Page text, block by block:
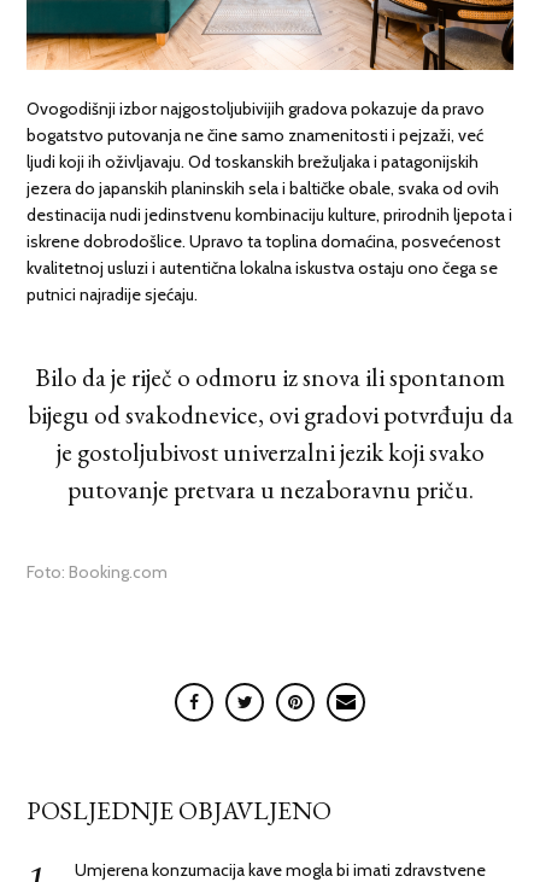
Ovogodišnji izbor najgostoljubivijih gradova pokazuje da pravo
bogatstvo putovanja ne čine samo znamenitosti i pejzaži, već
ljudi koji ih oživljavaju. Od toskanskih brežuljaka i patagonijskih
jezera do japanskih planinskih sela i baltičke obale, svaka od ovih
destinacija nudi jedinstvenu kombinaciju kulture, prirodnih ljepota i
iskrene dobrodošlice. Upravo ta toplina domaćina, posvećenost
kvalitetnoj usluzi i autentična lokalna iskustva ostaju ono čega se
putnici najradije sjećaju.
Bilo da je riječ o odmoru iz snova ili spontanom
bijegu od svakodnevice, ovi gradovi potvrđuju da
je gostoljubivost univerzalni jezik koji svako
putovanje pretvara u nezaboravnu priču.
Foto: Booking.com
POSLJEDNJE OBJAVLJENO
Umjerena konzumacija kave mogla bi imati zdravstvene